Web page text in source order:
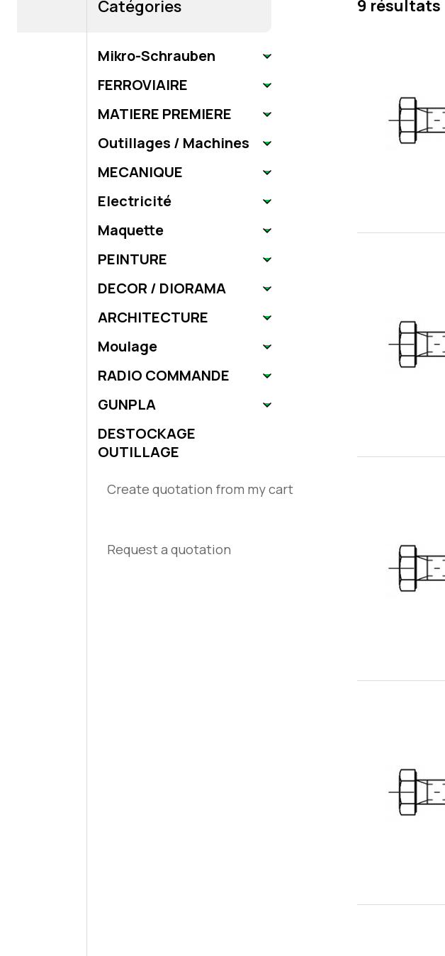
Catégories
Mikro-Schrauben
FERROVIAIRE
MATIERE PREMIERE
Outillages / Machines
MECANIQUE
Electricité
Maquette
PEINTURE
DECOR / DIORAMA
ARCHITECTURE
Moulage
RADIO COMMANDE
GUNPLA
DESTOCKAGE
OUTILLAGE
Create quotation from my cart
Request a quotation
9 résultats